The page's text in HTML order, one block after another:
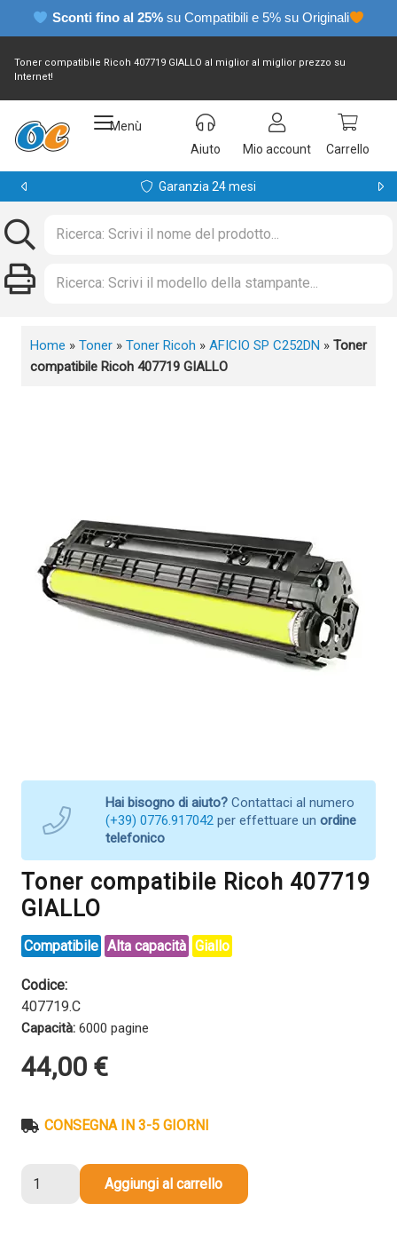
Sconti fino al 25% su Compatibili e 5% su Originali
Toner compatibile Ricoh 407719 GIALLO al miglior al miglior prezzo su
Internet!
Menù
Aiuto
Mio account Carrello
Garanzia 24 mesi
Home » Toner » Toner Ricoh » AFICIO SP C252DN » Toner
compatibile Ricoh 407719 GIALLO
Hai bisogno di aiuto? Contattaci al numero
(+39) 0776.917042 per effettuare un ordine
telefonico
Toner compatibile Ricoh 407719
GIALLO
Compatibile Alta capacità Giallo
Codice:
407719.C
Capacità: 6000 pagine
44,00 €
CONSEGNA IN 3-5 GIORNI
compatibile
Aggiungi al carrello